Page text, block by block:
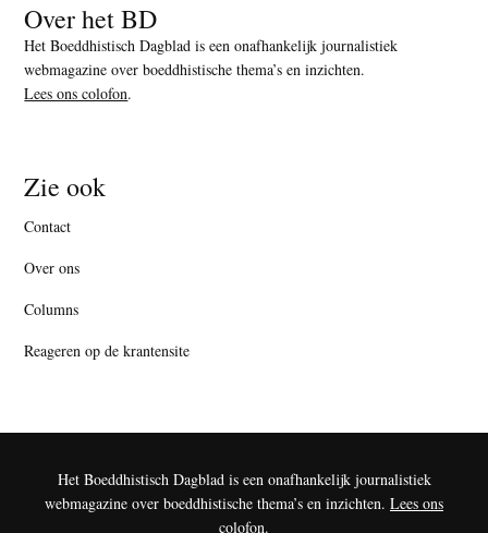
Over het BD
Het Boeddhistisch Dagblad is een onafhankelijk journalistiek
webmagazine over boeddhistische thema’s en inzichten.
Lees ons colofon.
Zie ook
Contact
Over ons
Columns
Reageren op de krantensite
Het Boeddhistisch Dagblad is een onafhankelijk journalistiek
webmagazine over boeddhistische thema’s en inzichten. Lees ons
colofon.